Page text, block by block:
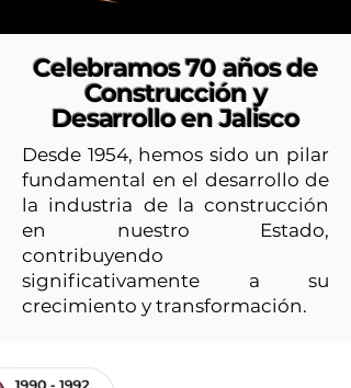
Celebramos 70 años de
Construcción y
Desarrollo en Jalisco
Desde 1954, hemos sido un pilar
fundamental en el desarrollo de
la industria de la construcción
en nuestro Estado,
contribuyendo
significativamente a su
crecimiento y transformación.